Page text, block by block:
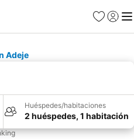
Favoritos
Iniciar
Adeje
Huéspedes/habitaciones
2 huéspedes, 1 habitación